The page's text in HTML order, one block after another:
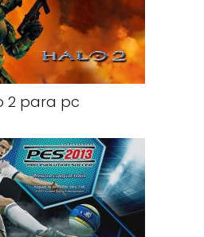
2 para pc